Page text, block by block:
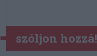
szóljon hozzá!